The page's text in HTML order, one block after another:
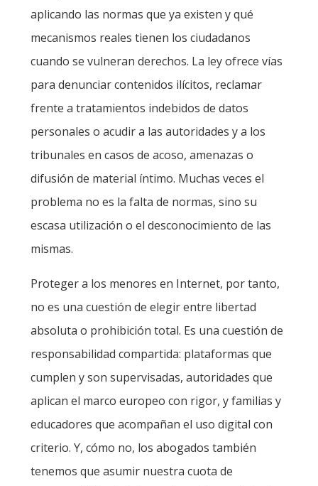
aplicando las normas que ya existen y qué
mecanismos reales tienen los ciudadanos
cuando se vulneran derechos. La ley ofrece vías
para denunciar contenidos ilícitos, reclamar
frente a tratamientos indebidos de datos
personales o acudir a las autoridades y a los
tribunales en casos de acoso, amenazas o
difusión de material íntimo. Muchas veces el
problema no es la falta de normas, sino su
escasa utilización o el desconocimiento de las
mismas.
Proteger a los menores en Internet, por tanto,
no es una cuestión de elegir entre libertad
absoluta o prohibición total. Es una cuestión de
responsabilidad compartida: plataformas que
cumplen y son supervisadas, autoridades que
aplican el marco europeo con rigor, y familias y
educadores que acompañan el uso digital con
criterio. Y, cómo no, los abogados también
tenemos que asumir nuestra cuota de